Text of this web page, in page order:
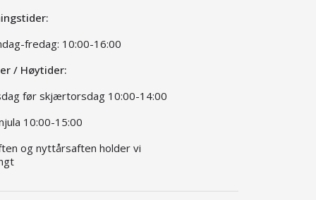
fredag: 10:00-16:00
/ Høytider:
før skjærtorsdag 10:00-14:00
10:00-15:00
og nyttårsaften holder vi